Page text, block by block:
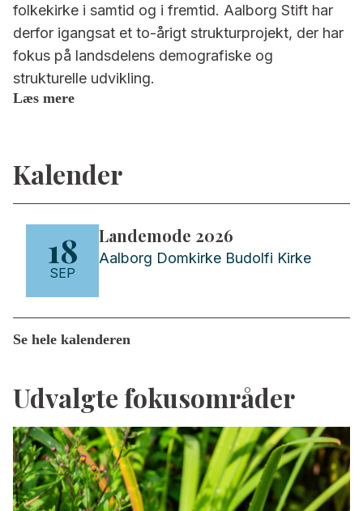
folkekirke i samtid og i fremtid. Aalborg Stift har
derfor igangsat et to-årigt strukturprojekt, der har
fokus på landsdelens demografiske og
strukturelle udvikling.
Læs mere
Kalender
18
SEP
Landemode 2026
Aalborg Domkirke Budolfi Kirke
Se hele kalenderen
Udvalgte fokusområder